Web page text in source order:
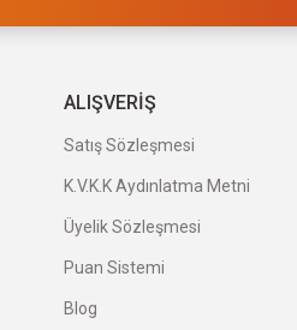
ALIŞVERİŞ
Satış Sözleşmesi
K.V.K.K Aydınlatma Metni
Üyelik Sözleşmesi
Puan Sistemi
Blog